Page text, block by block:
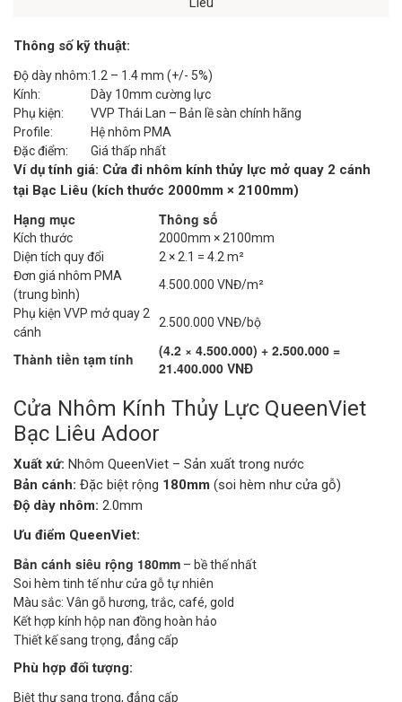
Thông số kỹ thuật:
Độ dày nhôm:1.2 – 1.4 mm (+/- 5%)
Kính:
Dày 10mm cường lực
Phụ kiện:
VVP Thái Lan – Bản lề sàn chính hãng
Profile:
Hệ nhôm PMA
Đặc điểm:
Giá thấp nhất
Ví dụ tính giá: Cửa đi nhôm kính thủy lực mở quay 2 cánh
tại Bạc Liêu (kích thước 2000mm × 2100mm)
Hạng mục Thông số
Kích thước
2000mm × 2100mm
Diện tích quy đổi
2 × 2.1 = 4.2 m²
Đơn giá nhôm PMA
(trung bình)
4.500.000 VNĐ/m²
Phụ kiện VVP mở quay 2
cánh
2.500.000 VNĐ/bộ
Thành tiền tạm tính
(4.2 × 4.500.000) + 2.500.000 =
21.400.000 VNĐ
Cửa Nhôm Kính Thủy Lực QueenViet
Bạc Liêu Adoor
Xuất xứ: Nhôm QueenViet – Sản xuất trong nước
Bản cánh: Đặc biệt rộng 180mm (soi hèm như cửa gỗ)
Độ dày nhôm: 2.0mm
Ưu điểm QueenViet:
Bản cánh siêu rộng 180mm – bề thế nhất
Soi hèm tinh tế như cửa gỗ tự nhiên
Màu sắc: Vân gỗ hương, trắc, café, gold
Kết hợp kính hộp nan đồng hoàn hảo
Thiết kế sang trọng, đẳng cấp
Phù hợp đối tượng:
Biệt thự sang trọng, đẳng cấp